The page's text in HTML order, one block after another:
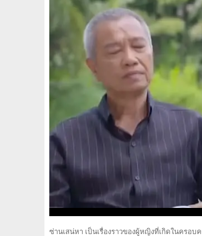
ซ่านเสน่หา เป็นเรื่องราวของผู้หญิงที่เกิดในครอ